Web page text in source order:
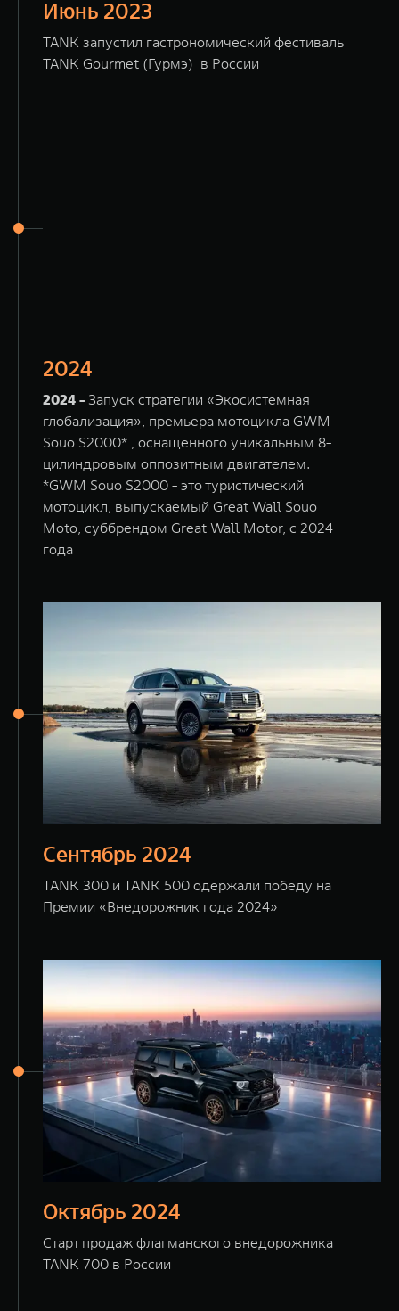
Июнь 2023
TANK запустил гастрономический фестиваль
TANK Gourmet (Гурмэ) в России
2024
2024 - Запуск стратегии «Экосистемная
глобализация», премьера мотоцикла GWM
Souo S2000* , оснащенного уникальным 8-
цилиндровым оппозитным двигателем.
*GWM Souo S2000 - это туристический
мотоцикл, выпускаемый Great Wall Souo
Moto, суббрендом Great Wall Motor, с 2024
года
Сентябрь 2024
TANK 300 и TANK 500 одержали победу на
Премии «Внедорожник года 2024»
Октябрь 2024
Старт продаж флагманского внедорожника
TANK 700 в России